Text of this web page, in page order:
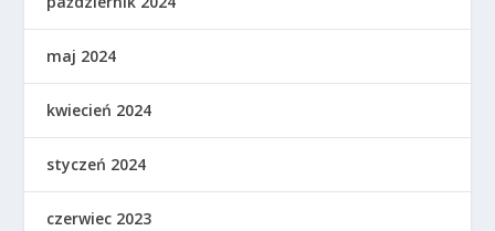
maj 2024
kwiecień 2024
styczeń 2024
czerwiec 2023